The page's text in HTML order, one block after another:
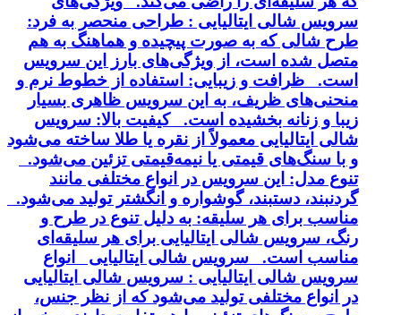
سرویس شالی ایتالیایی : طراحی منحصر به فرد:
طرح شالی که به صورت پیچیده و هماهنگ به هم
متصل شده است، از ویژگی‌های بارز این سرویس
است. ظرافت و زیبایی: استفاده از خطوط نرم و
منحنی‌های ظریف، به این سرویس ظاهری بسیار
زیبا و زنانه بخشیده است. کیفیت بالا: سرویس
شالی ایتالیایی معمولاً از نقره یا طلا ساخته می‌شود
و با سنگ‌های قیمتی یا نیمه‌قیمتی تزئین می‌شود.
تنوع مدل: این سرویس در انواع مختلفی مانند
گردنبند، دستبند، گوشواره و انگشتر تولید می‌شود.
مناسب برای هر سلیقه: به دلیل تنوع در طرح و
رنگ، سرویس شالی ایتالیایی برای هر سلیقه‌ای
مناسب است. سرویس شالی ایتالیایی انواع
سرویس شالی ایتالیایی : سرویس شالی ایتالیایی
در انواع مختلفی تولید می‌شود که از نظر جنس،